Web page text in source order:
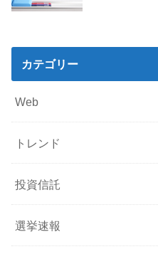
カテゴリー
Web
トレンド
投資信託
選挙速報